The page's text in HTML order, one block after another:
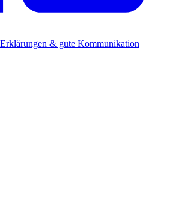
& gute Kommunikation